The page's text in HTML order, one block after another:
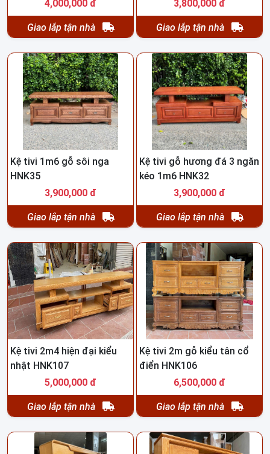
4,000,000 đ
Giao lắp tận nhà
3,800,000 đ
Giao lắp tận nhà
Kệ tivi 1m6 gỗ sôi nga
HNK35
3,900,000 đ
Giao lắp tận nhà
Kệ tivi gỗ hương đá 3 ngăn
kéo 1m6 HNK32
3,900,000 đ
Giao lắp tận nhà
Kệ tivi 2m4 hiện đại kiểu
nhật HNK107
5,000,000 đ
Giao lắp tận nhà
Kệ tivi 2m gỗ kiểu tân cổ
điển HNK106
6,500,000 đ
Giao lắp tận nhà